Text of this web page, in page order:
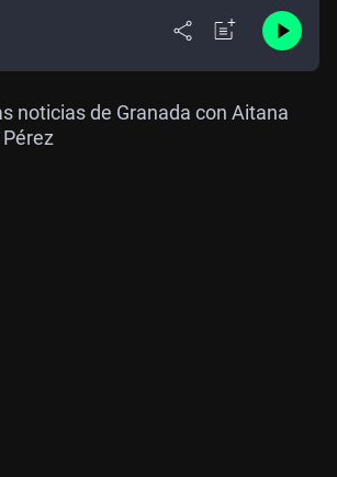
noticias de Granada con Aitana